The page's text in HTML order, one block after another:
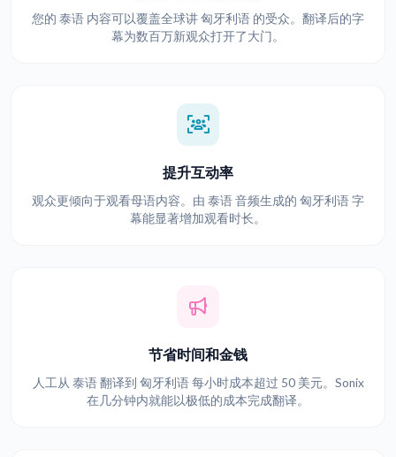
您的 泰语 内容可以覆盖全球讲 匈牙利语 的受众。翻译后的字
幕为数百万新观众打开了大门。
提升互动率
观众更倾向于观看母语内容。由 泰语 音频生成的 匈牙利语 字
幕能显著增加观看时长。
节省时间和金钱
人工从 泰语 翻译到 匈牙利语 每小时成本超过 50 美元。Sonix
在几分钟内就能以极低的成本完成翻译。